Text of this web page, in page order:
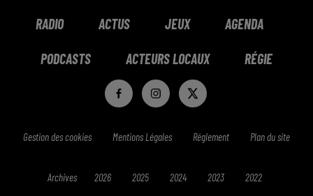
RADIO ACTUS JEUX AGENDA
PODCASTS ACTEURS LOCAUX RÉGIE
Gestion des cookies Mentions Légales Réglement Plan du site
Archives 2026 2025 2024 2023 2022